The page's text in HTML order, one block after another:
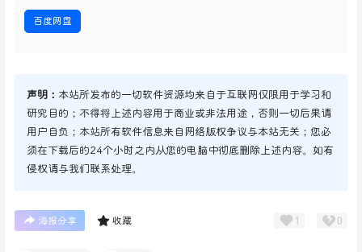
百度网盘
声明： 本站所发布的一切软件资源均来自于互联网仅限用于学习和
研究目的；不得将上述内容用于商业或非法用途，否则一切后果请
用户自负；本站所有软件信息来自网络版权争议与本站无关；您必
须在下载后的24个小时之内从您的电脑中彻底删除上述内容。如有
侵权请与我们联系处理。
海报分享 收藏 1 0